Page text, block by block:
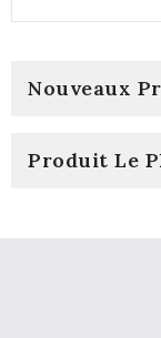
Nouveaux
Produit Le